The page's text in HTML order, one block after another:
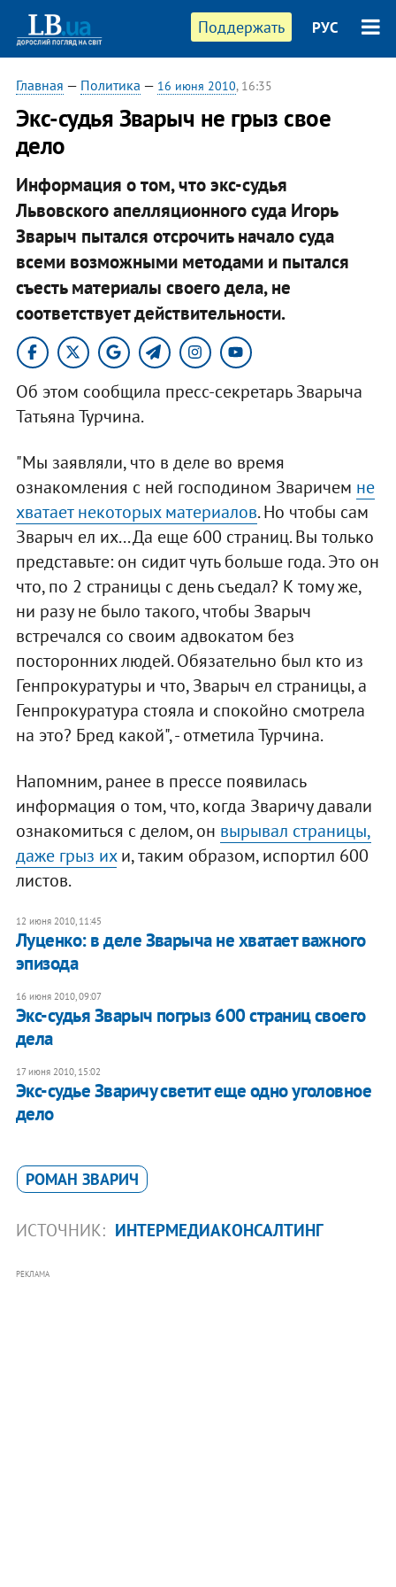
Поддержать РУС
Главная — Политика — 16 июня 2010, 16:35
Экс-судья Зварыч не грыз свое
дело
Информация о том, что экс-судья
Львовского апелляционного суда Игорь
Зварыч пытался отсрочить начало суда
всеми возможными методами и пытался
съесть материалы своего дела, не
соответствует действительности.
Об этом сообщила пресс-секретарь Зварыча
Татьяна Турчина.
"Мы заявляли, что в деле во время
ознакомления с ней господином Зваричем не
хватает некоторых материалов. Но чтобы сам
Зварыч ел их... Да еще 600 страниц. Вы только
представьте: он сидит чуть больше года. Это он
что, по 2 страницы с день съедал? К тому же,
ни разу не было такого, чтобы Зварыч
встречался со своим адвокатом без
посторонних людей. Обязательно был кто из
Генпрокуратуры и что, Зварыч ел страницы, а
Генпрокуратура стояла и спокойно смотрела
на это? Бред какой", - отметила Турчина.
Напомним, ранее в прессе появилась
информация о том, что, когда Зваричу давали
ознакомиться с делом, он вырывал страницы,
даже грыз ихи, таким образом, испортил 600
листов.
12 июня 2010, 11:45
Луценко: в деле Зварыча не хватает важного
эпизода
16 июня 2010, 09:07
Экс-судья Зварыч погрыз 600 страниц своего
дела
17 июня 2010, 15:02
Экс-судье Зваричу светит еще одно уголовное
дело
РОМАН ЗВАРИЧ
ИСТОЧНИК: ИНТЕРМЕДИАКОНСАЛТИНГ
РЕКЛАМА